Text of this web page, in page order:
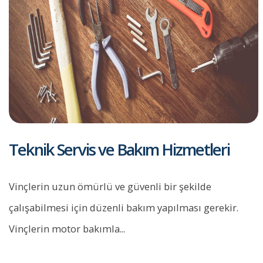
Teknik Servis ve Bakım Hizmetleri
Vinçlerin uzun ömürlü ve güvenli bir şekilde
çalışabilmesi için düzenli bakım yapılması gerekir.
Vinçlerin motor bakımla...